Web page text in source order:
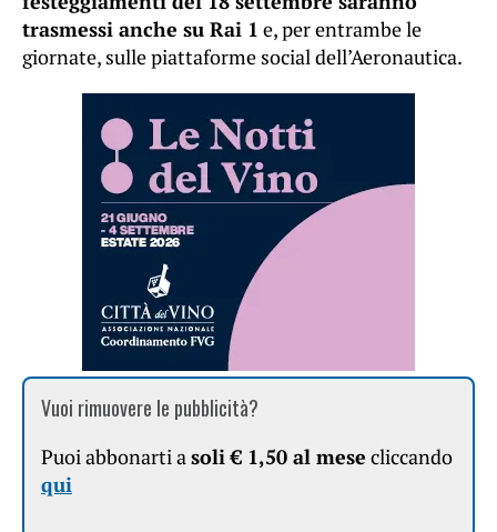
trasmessi anche su Rai 1 e, per entrambe le
giornate, sulle piattaforme social dell’Aeronautica.
Vuoi rimuovere le pubblicità?
Puoi abbonarti asoli € 1,50 al mese cliccando
qui